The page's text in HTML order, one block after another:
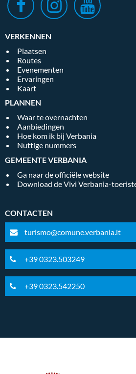
VERKENNEN
Plaatsen
Routes
Evenementen
Ervaringen
Kaart
PLANNEN
Waar te overnachten
Aanbiedingen
Hoe kom ik bij Verbania
Nuttige nummers
GEMEENTE VERBANIA
Ga naar de officiële website
Download de Vivi Verbania-
CONTACTEN
turismo@comune.verbania.it
+39 0323.503249
+39 0323.542250